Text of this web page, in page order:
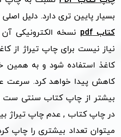
بسیار پایین تری دارد. دلیل اصلی
کتاب pdf
نسخه الکترونیکی
نیاز نیست برای چاپ تیراژ از
کاغذ استفاده شود و به همین
بیشتر از چاپ کتاب سنتی ست
در چاپ کتاب , عدم چاپ تیراژ
میتوان تعداد بیشتری را چاپ